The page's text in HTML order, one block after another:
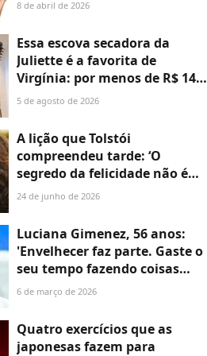
sou hoje. É um cuidado
comigo mesma'
8 de abril de 2026
Essa escova secadora da
Juliette é a favorita de
Virgínia: por menos de R$ 140,
ela 'dá pau' em muito secador
5 de agosto de 2026
A lição que Tolstói
compreendeu tarde: ‘O
segredo da felicidade não é
fazer sempre o que se quer,
faz’
24 de junho de 2026
Luciana Gimenez, 56 anos:
'Envelhecer faz parte. Gaste o
seu tempo fazendo coisas
boas para sua saúde.
precisa colocar mais'
6 de março de 2026
Quatro exercícios que as
japonesas fazem para